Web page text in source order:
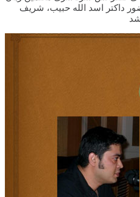
داکتر اسد الله حبیب، شریف